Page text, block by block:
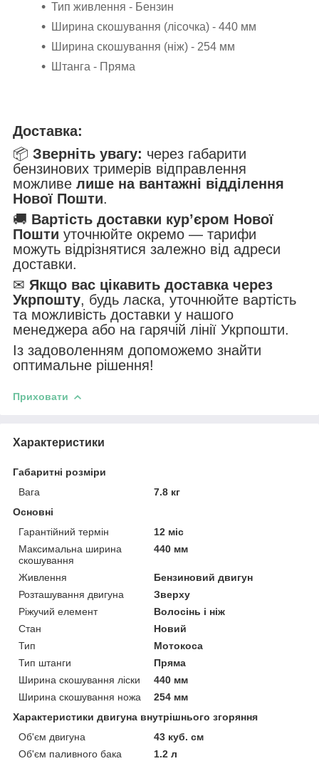
Тип живлення - Бензин
Ширина скошування (лісочка) - 440 мм
Ширина скошування (ніж) - 254 мм
Штанга - Пряма
Доставка:
📦 Зверніть увагу: через габарити
бензинових тримерів відправлення
можливе лише на вантажні відділення
Нової Пошти.
🚚 Вартість доставки кур’єром Нової
Пошти уточнюйте окремо — тарифи
можуть відрізнятися залежно від адреси
доставки.
✉ Якщо вас цікавить доставка через
Укрпошту, будь ласка, уточнюйте вартість
та можливість доставки у нашого
менеджера або на гарячій лінії Укрпошти.
Із задоволенням допоможемо знайти
оптимальне рішення!
Приховати
Характеристики
Габаритні розміри
Вага
7.8 кг
Основні
Гарантійний термін
12 міс
Максимальна ширина
скошування
440 мм
Живлення
Бензиновий двигун
Розташування двигуна
Зверху
Ріжучий елемент
Волосінь і ніж
Стан
Новий
Тип
Мотокоса
Тип штанги
Пряма
Ширина скошування ліски
440 мм
Ширина скошування ножа
254 мм
Характеристики двигуна внутрішнього згоряння
Об'єм двигуна
43 куб. см
Об'єм паливного бака
1.2 л